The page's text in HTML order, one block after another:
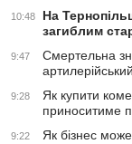
10:48
На
загиблим
9:47
Смертельна
9:28
Як купити
приноситиме
9:22 Як бізнес